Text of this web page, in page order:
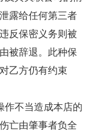
露给任何第三者
反保密义务则被
被辞退。此种保
乙方仍有约束
作不当造成本店的
亡由肇事者负全